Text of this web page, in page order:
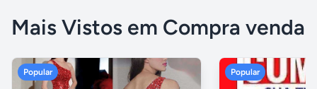
Mais Vistos em Compra venda
Popular Popular